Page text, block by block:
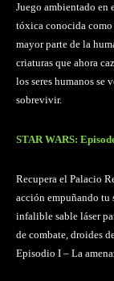
Juego ambientado en
tóxica conocida como
mayor parte de la
criaturas que ahora
los seres humanos se
sobrevivir.
STAR WARS:
Recupera el Palacio
acción empuñando tu
infalible sable láser
de combate, droides
Episodio I – La